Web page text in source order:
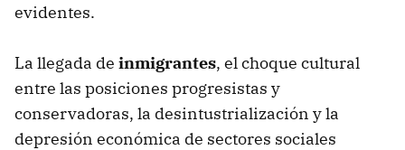
evidentes.
La llegada de inmigrantes, el choque cultural
entre las posiciones progresistas y
conservadoras, la desintustrialización y la
depresión económica de sectores sociales